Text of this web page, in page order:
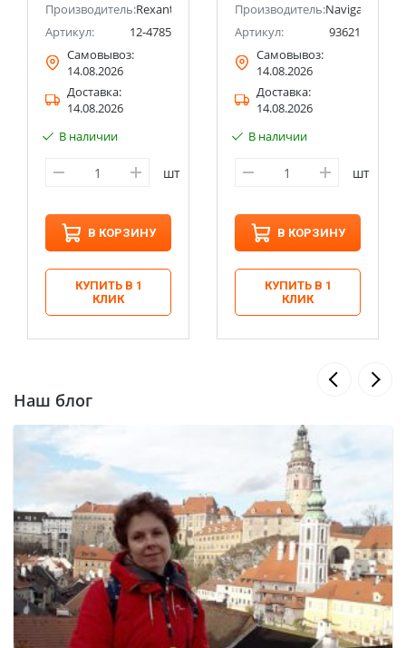
Производитель:Rexant
Артикул:
12-4785
Самовывоз:
14.08.2026
Доставка:
14.08.2026
В наличии
шт
В КОРЗИНУ
КУПИТЬ В 1
КЛИК
Производитель:Navigator
Артикул:
93621
Самовывоз:
14.08.2026
Доставка:
14.08.2026
В наличии
шт
В КОРЗИНУ
КУПИТЬ В 1
КЛИК
Наш блог